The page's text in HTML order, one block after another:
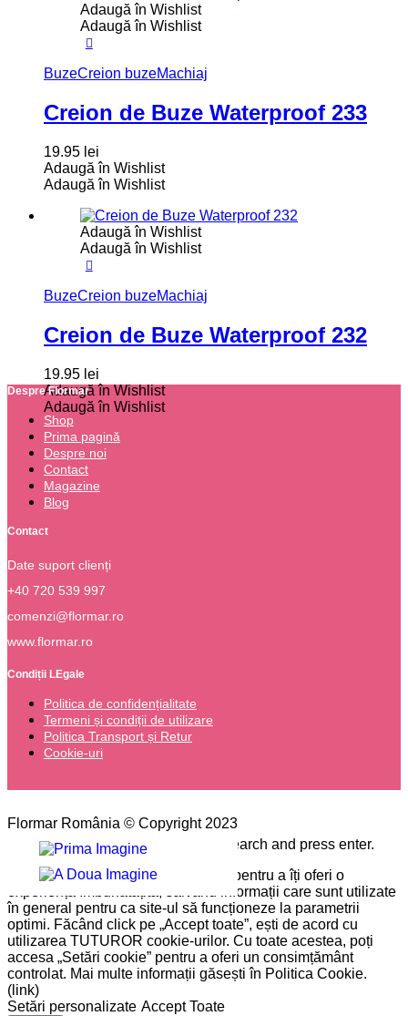
Adaugă în Wishlist
Adaugă în Wishlist
BuzeCreion buzeMachiaj
Creion de Buze Waterproof 233
19.95 lei
Adaugă în Wishlist
Adaugă în Wishlist
Adaugă în Wishlist
Adaugă în Wishlist
BuzeCreion buzeMachiaj
Creion de Buze Waterproof 232
19.95 lei
Adaugă în Wishlist
Adaugă în Wishlist
Despre Flormar
Shop
Prima pagină
Despre noi
Contact
Magazine
Blog
Contact
Date suport clienți
+40 720 539 997
comenzi@flormar.ro
www.flormar.ro
Condiții LEgale
Politica de confidențialitate
Termeni și condiții de utilizare
Politica Transport și Retur
Cookie-uri
Flormar România © Copyright 2023
Please type the word you want to search and press enter.
Pe site-ul nostru folosim cookie-uri pentru a îți oferi o
experiență îmbunătățită, salvând informații care sunt utilizate
în general pentru ca site-ul să funcționeze la parametrii
optimi. Făcând click pe „Accept toate”, ești de acord cu
utilizarea TUTUROR cookie-urilor. Cu toate acestea, poți
accesa „Setări cookie” pentru a oferi un consimțământ
controlat. Mai multe informații găsești în Politica Cookie.
(link)
Setări personalizate Accept Toate